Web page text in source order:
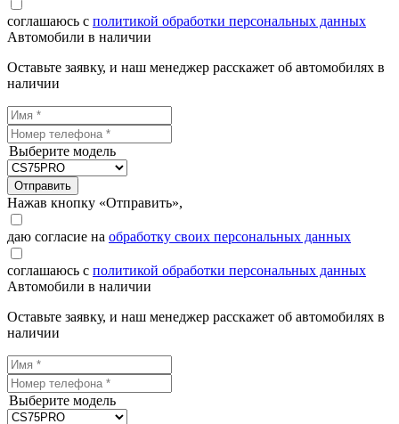
соглашаюсь с политикой обработки персональных данных
Автомобили в наличии
Оставьте заявку, и наш менеджер расскажет об автомобилях в
наличии
Выберите модель
Отправить
Нажав кнопку «Отправить»,
даю согласие на обработку своих персональных данных
соглашаюсь с политикой обработки персональных данных
Автомобили в наличии
Оставьте заявку, и наш менеджер расскажет об автомобилях в
наличии
Выберите модель